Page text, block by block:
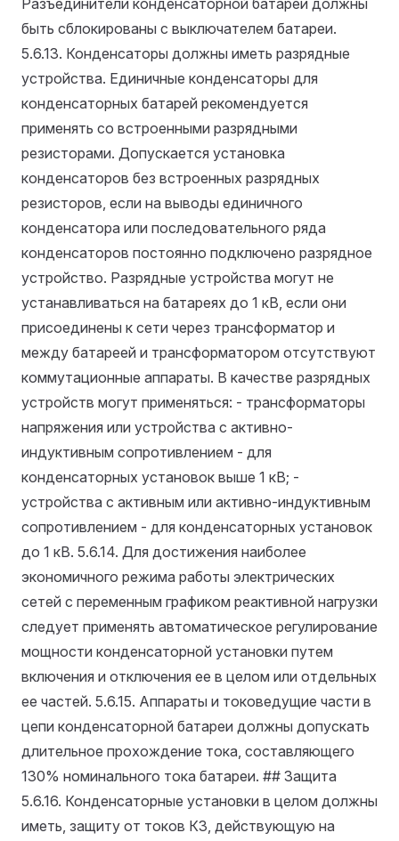
Разъединители конденсаторной батареи должны
быть сблокированы с выключателем батареи.
5.6.13. Конденсаторы должны иметь разрядные
устройства. Единичные конденсаторы для
конденсаторных батарей рекомендуется
применять со встроенными разрядными
резисторами. Допускается установка
конденсаторов без встроенных разрядных
резисторов, если на выводы единичного
конденсатора или последовательного ряда
конденсаторов постоянно подключено разрядное
устройство. Разрядные устройства могут не
устанавливаться на батареях до 1 кВ, если они
присоединены к сети через трансформатор и
между батареей и трансформатором отсутствуют
коммутационные аппараты. В качестве разрядных
устройств могут применяться: - трансформаторы
напряжения или устройства с активно-
индуктивным сопротивлением - для
конденсаторных установок выше 1 кВ; -
устройства с активным или активно-индуктивным
сопротивлением - для конденсаторных установок
до 1 кВ. 5.6.14. Для достижения наиболее
экономичного режима работы электрических
сетей с переменным графиком реактивной нагрузки
следует применять автоматическое регулирование
мощности конденсаторной установки путем
включения и отключения ее в целом или отдельных
ее частей. 5.6.15. Аппараты и токоведущие части в
цепи конденсаторной батареи должны допускать
длительное прохождение тока, составляющего
130% номинального тока батареи. ## Защита
5.6.16. Конденсаторные установки в целом должны
иметь, защиту от токов КЗ, действующую на